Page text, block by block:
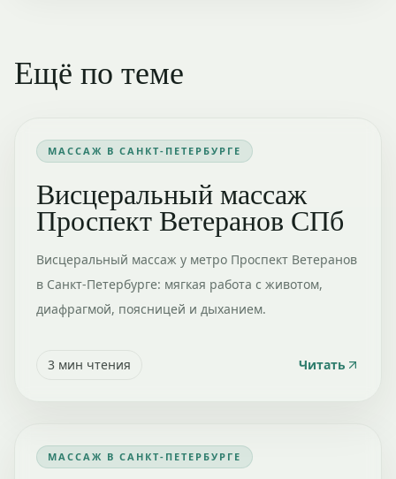
Ещё по теме
МАССАЖ В САНКТ-ПЕТЕРБУРГЕ
Висцеральный массаж
Проспект Ветеранов СПб
Висцеральный массаж у метро Проспект Ветеранов
в Санкт-Петербурге: мягкая работа с животом,
диафрагмой, поясницей и дыханием.
3 мин чтения Читать
МАССАЖ В САНКТ-ПЕТЕРБУРГЕ